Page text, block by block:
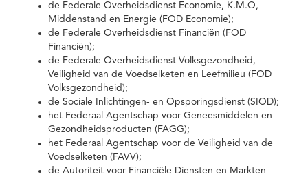
de Federale Overheidsdienst Economie, K.M.O,
Middenstand en Energie (FOD Economie);
de Federale Overheidsdienst Financiën (FOD
Financiën);
de Federale Overheidsdienst Volksgezondheid,
Veiligheid van de Voedselketen en Leefmilieu (FOD
Volksgezondheid);
de Sociale Inlichtingen- en Opsporingsdienst (SIOD);
het Federaal Agentschap voor Geneesmiddelen en
Gezondheidsproducten (FAGG);
het Federaal Agentschap voor de Veiligheid van de
Voedselketen (FAVV);
de Autoriteit voor Financiële Diensten en Markten